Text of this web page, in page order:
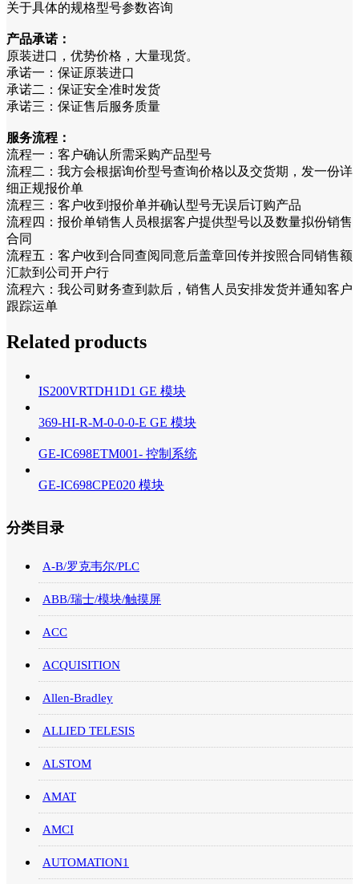
关于具体的规格型号参数咨询
产品承诺：
原装进口，优势价格，大量现货。
承诺一：保证原装进口
承诺二：保证安全准时发货
承诺三：保证售后服务质量
服务流程：
流程一：客户确认所需采购产品型号
流程二：我方会根据询价型号查询价格以及交货期，发一份详
细正规报价单
流程三：客户收到报价单并确认型号无误后订购产品
流程四：报价单销售人员根据客户提供型号以及数量拟份销售
合同
流程五：客户收到合同查阅同意后盖章回传并按照合同销售额
汇款到公司开户行
流程六：我公司财务查到款后，销售人员安排发货并通知客户
跟踪运单
Related products
IS200VRTDH1D1 GE 模块
369-HI-R-M-0-0-0-E GE 模块
GE-IC698ETM001- 控制系统
GE-IC698CPE020 模块
分类目录
A-B/罗克韦尔/PLC
ABB/瑞士/模块/触摸屏
ACC
ACQUISITION
Allen-Bradley
ALLIED TELESIS
ALSTOM
AMAT
AMCI
AUTOMATION1